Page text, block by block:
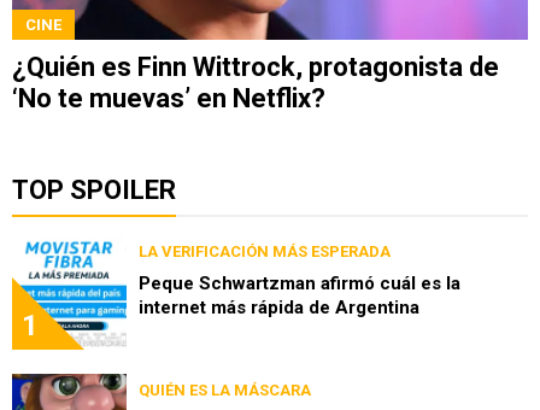
CINE
¿Quién es Finn Wittrock, protagonista de
‘No te muevas’ en Netflix?
TOP SPOILER
1
LA VERIFICACIÓN MÁS ESPERADA
Peque Schwartzman afirmó cuál es la
internet más rápida de Argentina
QUIÉN ES LA MÁSCARA